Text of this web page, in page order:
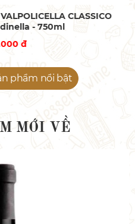
CLASSICO
- 750ml
đ
phẩm nổi bật
MỚI VỀ